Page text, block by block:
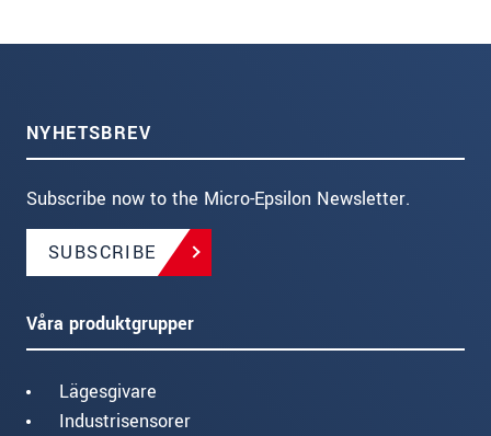
NYHETSBREV
Subscribe now to the Micro-Epsilon Newsletter.
SUBSCRIBE
Våra produktgrupper
Lägesgivare
Industrisensorer